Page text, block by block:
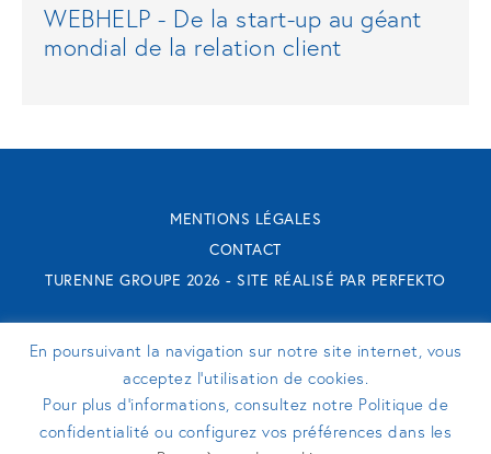
WEBHELP - De la start-up au géant
mondial de la relation client
MENTIONS LÉGALES
CONTACT
TURENNE GROUPE 2026 - SITE RÉALISÉ PAR PERFEKTO
SUIVEZ-NOUS
En poursuivant la navigation sur notre site internet, vous
acceptez l’utilisation de cookies.
Pour plus d’informations, consultez notre Politique de
confidentialité ou configurez vos préférences dans les